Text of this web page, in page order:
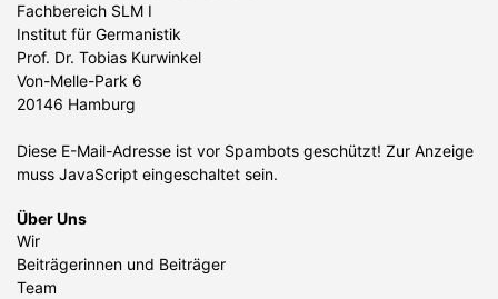
Fachbereich SLM I
Institut für Germanistik
Prof. Dr. Tobias Kurwinkel
Von-Melle-Park 6
20146 Hamburg
Diese E-Mail-Adresse ist vor Spambots geschützt! Zur Anzeige
muss JavaScript eingeschaltet sein.
Über Uns
Wir
Beiträgerinnen und Beiträger
Team